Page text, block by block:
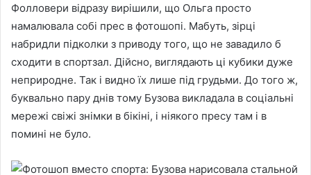
Фолловери відразу вирішили, що Ольга просто
намалювала собі прес в фотошопі. Мабуть, зірці
набридли підколки з приводу того, що не завадило б
сходити в спортзал. Дійсно, виглядають ці кубики дуже
неприродне. Так і видно їх лише під грудьми. До того ж,
буквально пару днів тому Бузова викладала в соціальні
мережі свіжі знімки в бікіні, і ніякого пресу там і в
помині не було.